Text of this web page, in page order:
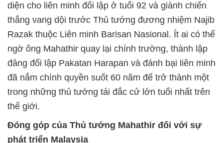
diện cho liên minh đối lập ở tuổi 92 và giành chiến
thắng vang dội trước Thủ tướng đương nhiệm Najib
Razak thuộc Liên minh Barisan Nasional. Ít ai có thể
ngờ ông Mahathir quay lại chính trường, thành lập
đảng đối lập Pakatan Harapan và đánh bại liên minh
đã nắm chính quyền suốt 60 năm để trở thành một
trong những thủ tướng tái đắc cử lớn tuổi nhất trên
thế giới.
Đóng góp của Thủ tướng Mahathir đối với sự
phát triển Malaysia